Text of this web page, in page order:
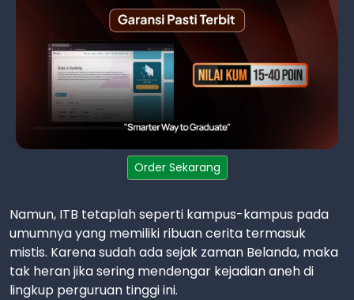
Order Sekarang
Namun, ITB tetaplah seperti kampus-kampus pada
umumnya yang memiliki ribuan cerita termasuk
mistis. Karena sudah ada sejak zaman Belanda, maka
tak heran jika sering mendengar kejadian aneh di
lingkup perguruan tinggi ini.